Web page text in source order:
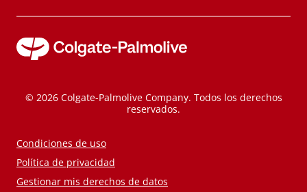
© 2026 Colgate-Palmolive Company. Todos los derechos
reservados.
Condiciones de uso
Política de privacidad
Gestionar mis derechos de datos